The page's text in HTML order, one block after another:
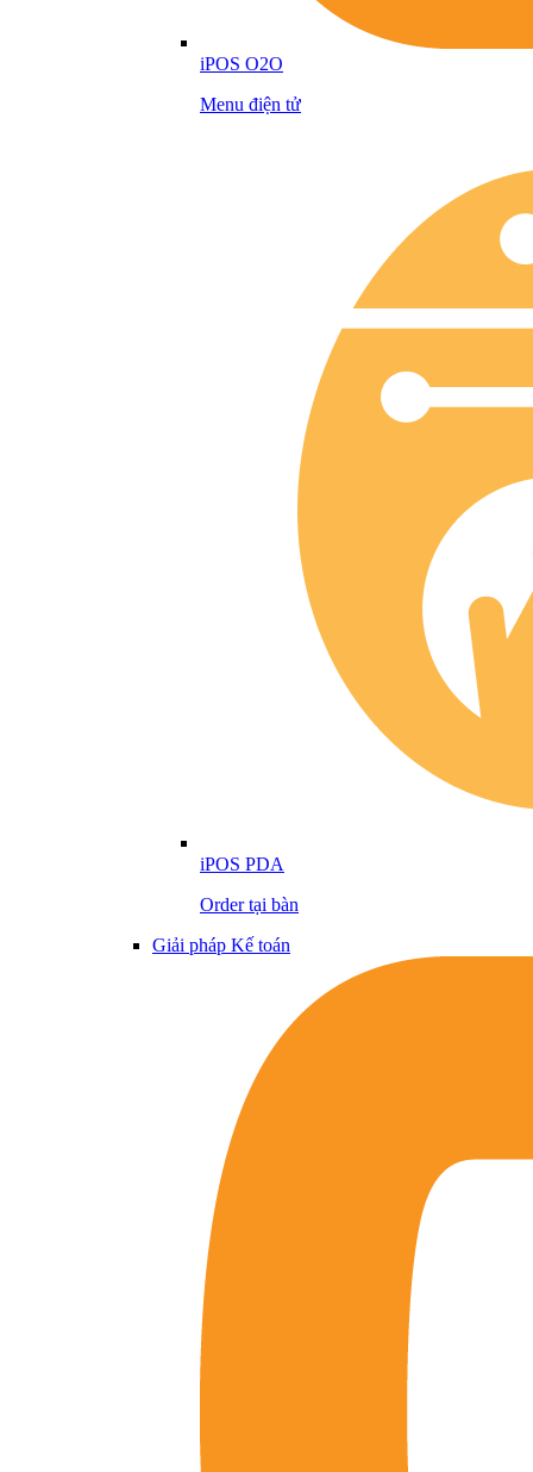
iPOS O2O
Menu điện tử
iPOS PDA
Order tại bàn
Giải pháp Kế toán